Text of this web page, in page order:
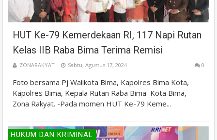
HUT Ke-79 Kemerdekaan RI, 117 Napi Rutan
Kelas IIB Raba Bima Terima Remisi
ZONARAKYAT Sabtu, Agustus 17, 2024 0
Foto bersama Pj Walikota Bima, Kapolres Bima Kota,
Kapolres Bima, Kepala Rutan Raba Bima Kota Bima,
Zona Rakyat. -Pada momen HUT Ke-79 Keme...
HUKUM DAN KRIMINAL